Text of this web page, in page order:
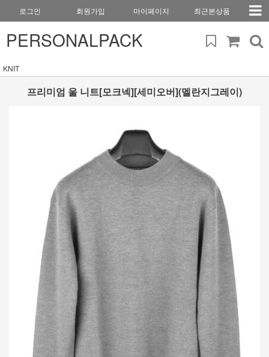
로그인 회원가입 마이페이지 최근본상품
PERSONALPACK
KNIT
프리미엄 울 니트[모크넥][세미오버](멜란지그레이)